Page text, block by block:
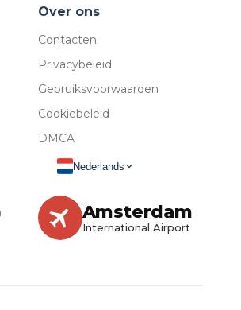
Over ons
Contacten
Privacybeleid
Gebruiksvoorwaarden
Cookiebeleid
DMCA
Nederlands
Amsterdam
International Airport